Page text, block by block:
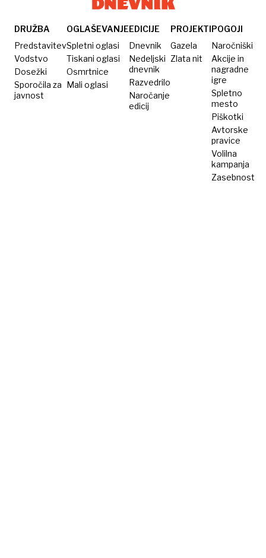
DRUŽBA
Predstavitev
Vodstvo
Dosežki
Sporočila za
javnost
OGLAŠEVANJE
Spletni oglasi
Tiskani oglasi
Osmrtnice
Mali oglasi
EDICIJE
Dnevnik
Nedeljski
dnevnik
Razvedrilo
Naročanje
edicij
PROJEKTI
Gazela
Zlata nit
POGOJI
Naročniški
Akcije in
nagradne
igre
Spletno
mesto
Piškotki
Avtorske
pravice
Volilna
kampanja
Zasebnost